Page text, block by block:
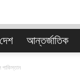
দেশ আন্তর্জাতিক
পাকিস্তান